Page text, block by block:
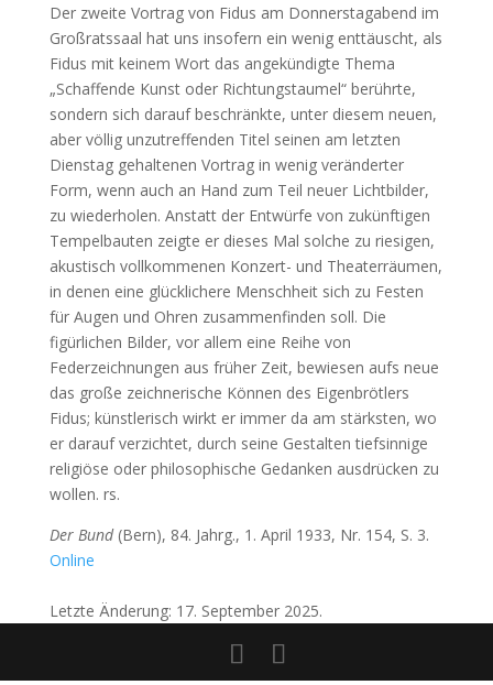
Der zweite Vortrag von Fidus am Donnerstagabend im
Großratssaal hat uns insofern ein wenig enttäuscht, als
Fidus mit keinem Wort das angekündigte Thema
„Schaffende Kunst oder Richtungstaumel“ berührte,
sondern sich darauf beschränkte, unter diesem neuen,
aber völlig unzutreffenden Titel seinen am letzten
Dienstag gehaltenen Vortrag in wenig veränderter
Form, wenn auch an Hand zum Teil neuer Lichtbilder,
zu wiederholen. Anstatt der Entwürfe von zukünftigen
Tempelbauten zeigte er dieses Mal solche zu riesigen,
akustisch vollkommenen Konzert- und Theaterräumen,
in denen eine glücklichere Menschheit sich zu Festen
für Augen und Ohren zusammenfinden soll. Die
figürlichen Bilder, vor allem eine Reihe von
Federzeichnungen aus früher Zeit, bewiesen aufs neue
das große zeichnerische Können des Eigenbrötlers
Fidus; künstlerisch wirkt er immer da am stärksten, wo
er darauf verzichtet, durch seine Gestalten tiefsinnige
religiöse oder philosophische Gedanken ausdrücken zu
wollen. rs.
Der Bund(Bern), 84. Jahrg., 1. April 1933, Nr. 154, S. 3.
Online
Letzte Änderung: 17. September 2025.